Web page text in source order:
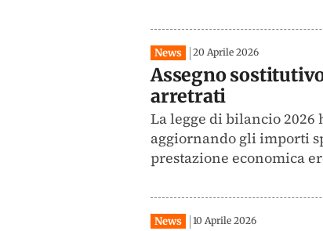
News 20 Aprile 2026
Assegno
arretrati
La legge di bilancio
aggiornando gli importi
prestazione economica
News 10 Aprile 2026